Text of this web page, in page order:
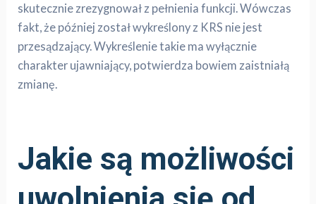
skutecznie zrezygnował z pełnienia funkcji. Wówczas
fakt, że później został wykreślony z KRS nie jest
przesądzający. Wykreślenie takie ma wyłącznie
charakter ujawniający, potwierdza bowiem zaistniałą
zmianę.
Jakie są możliwości